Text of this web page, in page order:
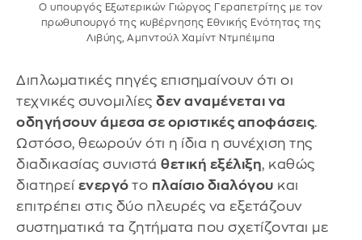
Ο υπουργός Εξωτερικών Γιώργος Γεραπετρίτης με τον
πρωθυπουργό της κυβέρνησης Εθνικής Ενότητας της
Λιβύης, Αμπντούλ Χαμίντ Ντμπέιμπα
Διπλωματικές πηγές επισημαίνουν ότι οι
τεχνικές συνομιλίες δεν αναμένεται να
οδηγήσουν άμεσα σε οριστικές αποφάσεις.
Ωστόσο, θεωρούν ότι η ίδια η συνέχιση της
διαδικασίας συνιστά θετική εξέλιξη, καθώς
διατηρεί ενεργό το πλαίσιο διαλόγου και
επιτρέπει στις δύο πλευρές να εξετάζουν
συστηματικά τα ζητήματα που σχετίζονται με